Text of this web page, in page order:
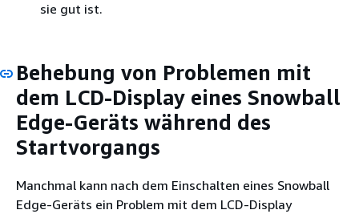
sie gut ist.
Behebung von Problemen mit
dem LCD-Display eines Snowball
Edge-Geräts während des
Startvorgangs
Manchmal kann nach dem Einschalten eines Snowball
Edge-Geräts ein Problem mit dem LCD-Display